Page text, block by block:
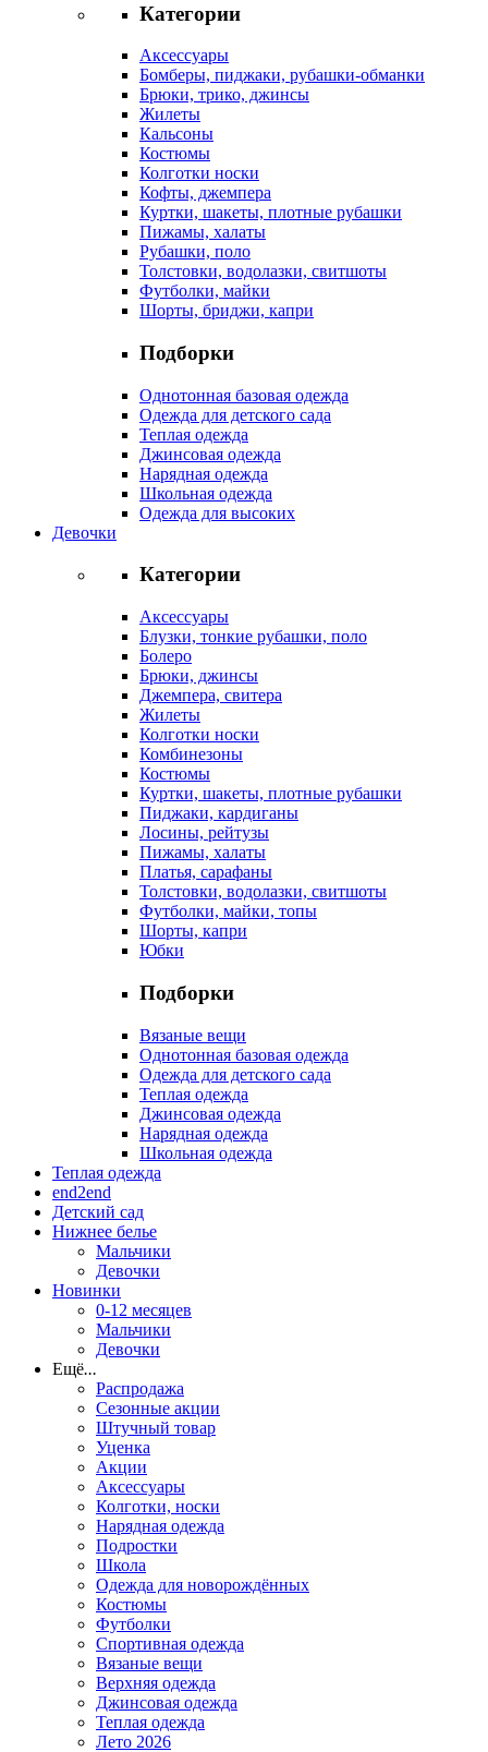
Категории
Аксессуары
Бомберы, пиджаки, рубашки-обманки
Брюки, трико, джинсы
Жилеты
Кальсоны
Костюмы
Колготки носки
Кофты, джемпера
Куртки, шакеты, плотные рубашки
Пижамы, халаты
Рубашки, поло
Толстовки, водолазки, свитшоты
Футболки, майки
Шорты, бриджи, капри
Подборки
Однотонная базовая одежда
Одежда для детского сада
Теплая одежда
Джинсовая одежда
Нарядная одежда
Школьная одежда
Одежда для высоких
Девочки
Категории
Аксессуары
Блузки, тонкие рубашки, поло
Болеро
Брюки, джинсы
Джемпера, свитера
Жилеты
Колготки носки
Комбинезоны
Костюмы
Куртки, шакеты, плотные рубашки
Пиджаки, кардиганы
Лосины, рейтузы
Пижамы, халаты
Платья, сарафаны
Толстовки, водолазки, свитшоты
Футболки, майки, топы
Шорты, капри
Юбки
Подборки
Вязаные вещи
Однотонная базовая одежда
Одежда для детского сада
Теплая одежда
Джинсовая одежда
Нарядная одежда
Школьная одежда
Теплая одежда
end2end
Детский сад
Нижнее белье
Мальчики
Девочки
Новинки
0-12 месяцев
Мальчики
Девочки
Ещё...
Распродажа
Сезонные акции
Штучный товар
Уценка
Акции
Аксессуары
Колготки, носки
Нарядная одежда
Подростки
Школа
Одежда для новорождённых
Костюмы
Футболки
Спортивная одежда
Вязаные вещи
Верхняя одежда
Джинсовая одежда
Теплая одежда
Лето 2026